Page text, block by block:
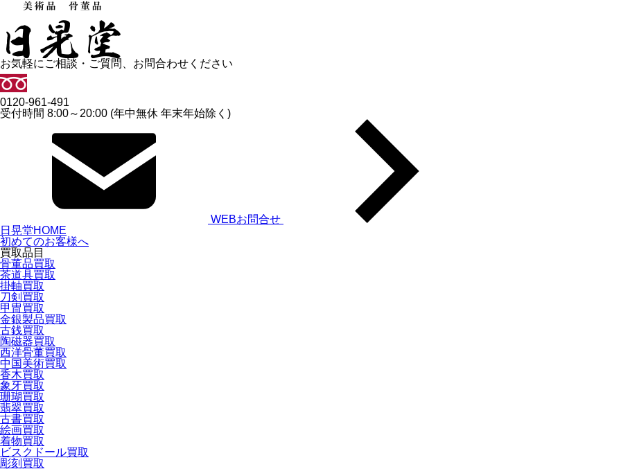
お気軽にご相談・ご質問、お問合わせください
0120-961-491
受付時間 8:00～20:00 (年中無休 年末年始除く)
WEBお問合せ
日晃堂HOME
初めてのお客様へ
買取品目
骨董品買取
茶道具買取
掛軸買取
刀剣買取
甲冑買取
金銀製品買取
古銭買取
陶磁器買取
西洋骨董買取
中国美術買取
香木買取
象牙買取
珊瑚買取
翡翠買取
古書買取
絵画買取
着物買取
ビスクドール買取
彫刻買取